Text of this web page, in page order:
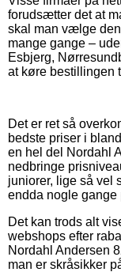
forudsætter det at
skal man vælge
mange gange –
Esbjerg,
at køre bestillingen
Det er ret så
bedste priser i
en hel del Nordahl
nedbringe
juniorer, lige så vel
endda nogle
Det kan trods alt
webshops efter
Nordahl Andersen
man er skråsikker